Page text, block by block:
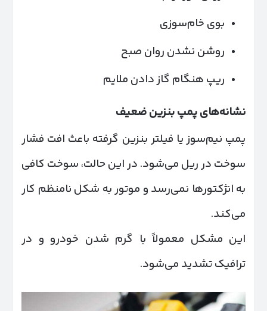
بوی خام‌سوزی
روشن نشدن روان صبح
ریپ هنگام گاز دادن ملایم
نشانه‌های پمپ بنزین ضعیف
پمپ نیم‌سوز یا فیلتر بنزین گرفته باعث افت فشار
سوخت در ریل می‌شود. در این حالت، سوخت کافی
به انژکتورها نمی‌رسد و موتور به شکل نامنظم کار
می‌کند.
این مشکل معمولاً با گرم شدن خودرو و در
ترافیک تشدید می‌شود.